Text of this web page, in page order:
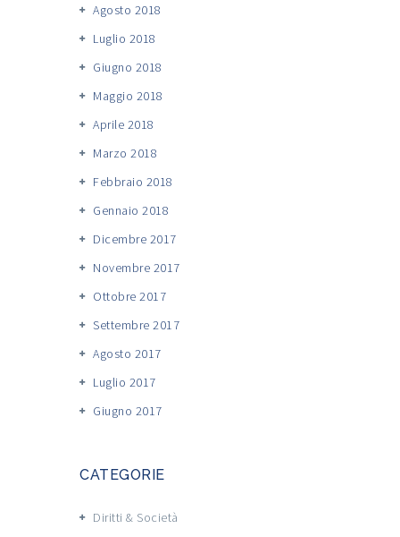
Agosto 2018
Luglio 2018
Giugno 2018
Maggio 2018
Aprile 2018
Marzo 2018
Febbraio 2018
Gennaio 2018
Dicembre 2017
Novembre 2017
Ottobre 2017
Settembre 2017
Agosto 2017
Luglio 2017
Giugno 2017
CATEGORIE
Diritti & Società